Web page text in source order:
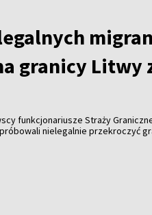
granicy Litwy
funkcjonariusze Straży
nielegalnie przekroczyć